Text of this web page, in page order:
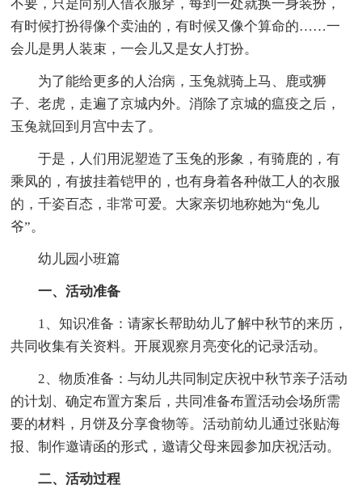
不要，只是向别人借衣服穿，每到一处就换一身装扮，
有时候打扮得像个卖油的，有时候又像个算命的……一
会儿是男人装束，一会儿又是女人打扮。
为了能给更多的人治病，玉兔就骑上马、鹿或狮
子、老虎，走遍了京城内外。消除了京城的瘟疫之后，
玉兔就回到月宫中去了。
于是，人们用泥塑造了玉兔的形象，有骑鹿的，有
乘凤的，有披挂着铠甲的，也有身着各种做工人的衣服
的，千姿百态，非常可爱。大家亲切地称她为“兔儿
爷”。
幼儿园小班篇
一、活动准备
1、知识准备：请家长帮助幼儿了解中秋节的来历，
共同收集有关资料。开展观察月亮变化的记录活动。
2、物质准备：与幼儿共同制定庆祝中秋节亲子活动
的计划、确定布置方案后，共同准备布置活动会场所需
要的材料，月饼及分享食物等。活动前幼儿通过张贴海
报、制作邀请函的形式，邀请父母来园参加庆祝活动。
二、活动过程